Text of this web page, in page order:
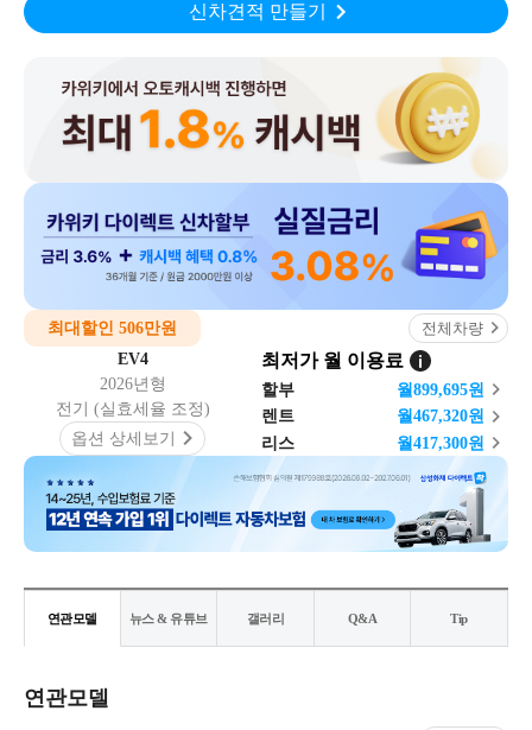
신차견적 만들기
최대할인 506만원
전체차량
EV4
2026년형
전기 (실효세율 조정)
옵션 상세보기
최저가 월 이용료
할부 월 899,695원
렌트
월467,320원
리스
월 417,300원
연관모델 뉴스 & 유튜브 갤러리 Q&A Tip
연관모델